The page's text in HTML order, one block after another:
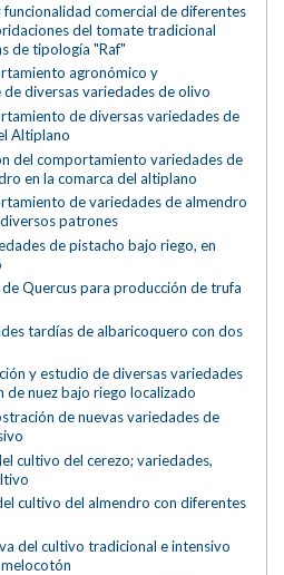
funcionalidad comercial de diferentes
del tomate tradicional
de tipología "Raf"
agronómico y
diversas variedades de olivo
de diversas variedades de
Altiplano
del comportamiento variedades de
en la comarca del altiplano
de variedades de almendro
patrones
de pistacho bajo riego, en
Quercus para producción de trufa
tardías de albaricoquero con dos
y estudio de diversas variedades
de nuez bajo riego localizado
de nuevas variedades de
cultivo del cerezo; variedades,
cultivo del almendro con diferentes
del cultivo tradicional e intensivo